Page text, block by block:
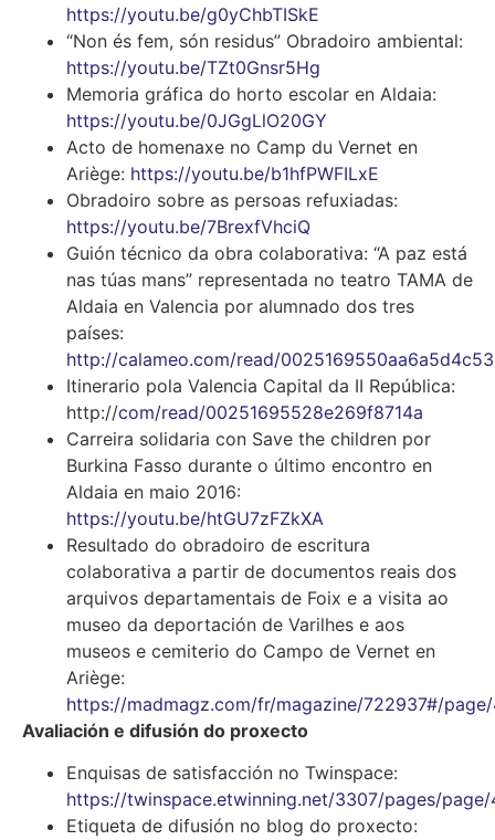
https://youtu.be/g0yChbTISkE
“Non és fem, són residus” Obradoiro ambiental:
https://youtu.be/TZt0Gnsr5Hg
Memoria gráfica do horto escolar en Aldaia:
https://youtu.be/0JGgLlO20GY
Acto de homenaxe no Camp du Vernet en
Ariège: https://youtu.be/b1hfPWFILxE
Obradoiro sobre as persoas refuxiadas:
https://youtu.be/7BrexfVhciQ
Guión técnico da obra colaborativa: “A paz está
nas túas mans” representada no teatro TAMA de
Aldaia en Valencia por alumnado dos tres
países:
http://calameo.com/read/
Itinerario pola Valencia Capital da II República:
http://com/read/00251695528e269f8714a
Carreira solidaria con Save the children por
Burkina Fasso durante o último encontro en
Aldaia en maio 2016:
https://youtu.be/htGU7zFZkXA
Resultado do obradoiro de escritura
colaborativa a partir de documentos reais dos
arquivos departamentais de Foix e a visita ao
museo da deportación de Varilhes e aos
museos e cemiterio do Campo de Vernet en
Ariège:
https://madmagz.com/fr/magazine/722937#/
Avaliación e difusión do proxecto
Enquisas de satisfacción no Twinspace:
https://twinspace.etwinning.net/3307/pages/page/
Etiqueta de difusión no blog do proxecto: